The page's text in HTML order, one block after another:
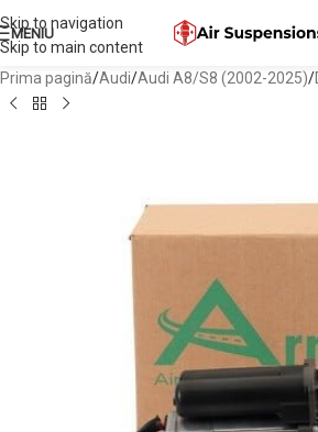
Skip to navigation
Skip to main content
MENIU
Prima pagină/Audi/Audi A8/S8 (2002-2025)/